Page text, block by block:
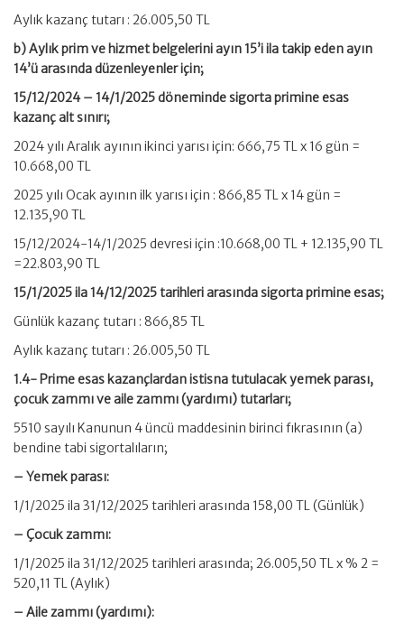
Aylık kazanç tutarı : 26.005,50 TL
b) Aylık prim ve hizmet belgelerini ayın 15’i ila takip eden ayın
14’ü arasında düzenleyenler için;
15/12/2024 – 14/1/2025 döneminde sigorta primine esas
kazanç alt sınırı;
2024 yılı Aralık ayının ikinci yarısı için: 666,75 TL x 16 gün =
10.668,00 TL
2025 yılı Ocak ayının ilk yarısı için : 866,85 TL x 14 gün =
12.135,90 TL
15/12/2024-14/1/2025 devresi için :10.668,00 TL + 12.135,90 TL
=22.803,90 TL
15/1/2025 ila 14/12/2025 tarihleri arasında sigorta primine esas;
Günlük kazanç tutarı : 866,85 TL
Aylık kazanç tutarı : 26.005,50 TL
1.4- Prime esas kazançlardan istisna tutulacak yemek parası,
çocuk zammı ve aile zammı (yardımı) tutarları;
5510 sayılı Kanunun 4 üncü maddesinin birinci fıkrasının (a)
bendine tabi sigortalıların;
– Yemek parası:
1/1/2025 ila 31/12/2025 tarihleri arasında 158,00 TL (Günlük)
– Çocuk zammı:
1/1/2025 ila 31/12/2025 tarihleri arasında; 26.005,50 TL x % 2 =
520,11 TL (Aylık)
– Aile zammı (yardımı):